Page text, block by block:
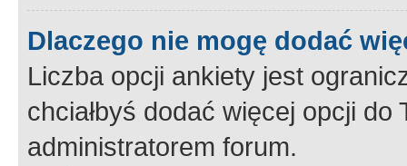
Dlaczego nie mogę dodać
Liczba opcji ankiety jest
chciałbyś dodać więcej opcji
administratorem forum.